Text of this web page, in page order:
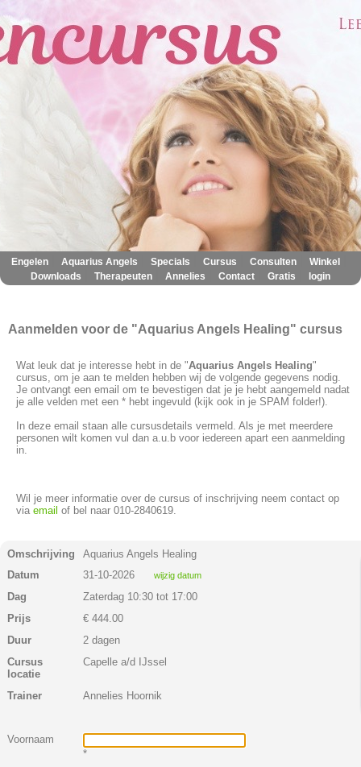
Engelen Aquarius Angels Specials Cursus Consulten Winkel
Downloads Therapeuten Annelies Contact Gratis login
Aanmelden voor de "Aquarius Angels Healing" cursus
Wat leuk dat je interesse hebt in de "Aquarius Angels Healing"
cursus, om je aan te melden hebben wij de volgende gegevens nodig.
Je ontvangt een email om te bevestigen dat je je hebt aangemeld nadat
je alle velden met een * hebt ingevuld (kijk ook in je SPAM folder!).
In deze email staan alle cursusdetails vermeld. Als je met meerdere
personen wilt komen vul dan a.u.b voor iedereen apart een aanmelding
in.
Wil je meer informatie over de cursus of inschrijving neem contact op
via email of bel naar 010-2840619.
Omschrijving
Aquarius Angels Healing
Datum
31-10-2026 wijzig datum
Dag
Zaterdag 10:30 tot 17:00
Prijs
€ 444.00
Duur
2 dagen
Cursus
locatie
Capelle a/d IJssel
Trainer Annelies Hoornik
Voornaam
*